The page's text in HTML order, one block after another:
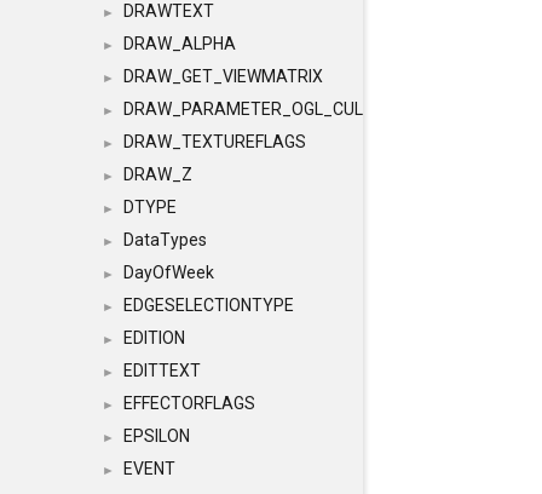
► DRAWTEXT
► DRAW_ALPHA
► DRAW_GET_VIEWMATRIX
► DRAW_PARAMETER_OGL_CULLING
► DRAW_TEXTUREFLAGS
► DRAW_Z
► DTYPE
► DataTypes
► DayOfWeek
► EDGESELECTIONTYPE
► EDITION
► EDITTEXT
► EFFECTORFLAGS
► EPSILON
►
EVENT